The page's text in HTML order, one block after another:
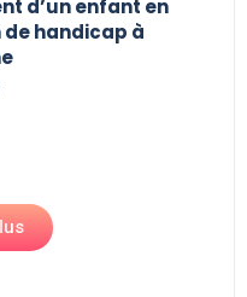
d’un enfant en
handicap à